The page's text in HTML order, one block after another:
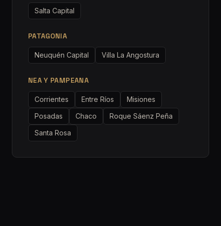
Salta Capital
PATAGONIA
Neuquén Capital Villa La Angostura
NEA Y PAMPEANA
Corrientes Entre Ríos
Misiones
Posadas
Chaco
Roque Sáenz Peña
Santa Rosa